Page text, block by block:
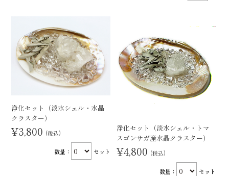
浄化セット（淡水シェル・水晶
クラスター）
¥3,800 (税込)
数量： セット
浄化セット（淡水シェル・トマ
スゴンサガ産水晶クラスター）
¥4,800 (税込)
数量： セット